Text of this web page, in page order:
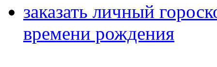
заказать личный
времени рождения